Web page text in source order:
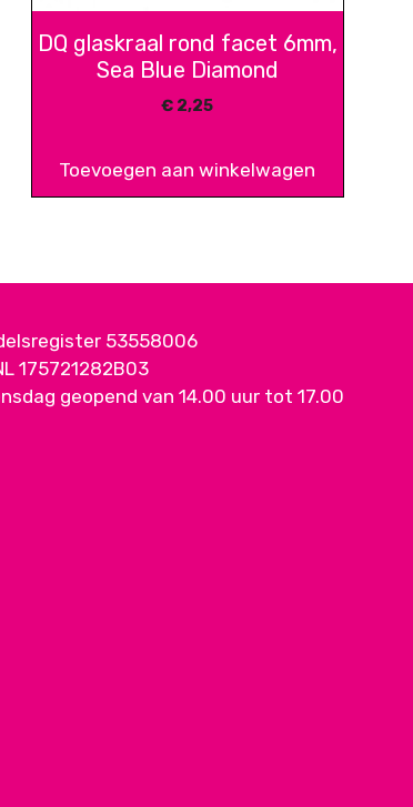
DQ glaskraal rond facet 6mm,
Sea Blue Diamond
€ 2,25
Toevoegen aan winkelwagen
53558006
175721282B03
geopend van 14.00 uur tot 17.00